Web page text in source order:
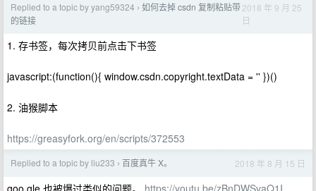
Replied to a topic by yang59324 › 如何去掉 csdn 复制粘贴带
的链接
2018 年 9 月 25
日
1. 存书签，每次拷贝前点击下书签
javascript:(function(){ window.csdn.copyright.textData = '' })()
2. 油猴脚本
https://greasyfork.org/en/scripts/372553
Replied to a topic by liu233 › 百度真牛 X。 2018 年 8 月 15 日
goo gle 也被爆过类似的问题。 https://youtu.be/zBnDWSvaQ1I